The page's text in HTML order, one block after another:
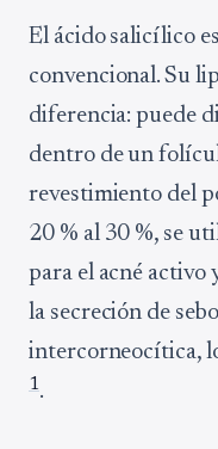
El ácido salicílico
convencional. Su
diferencia: puede
dentro de un
revestimiento del
20 % al 30 %, se
para el acné activo
la secreción de
intercorneocítica,
1.